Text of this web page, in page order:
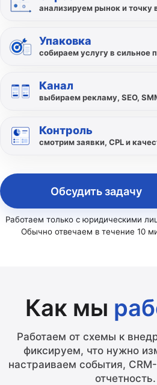
анализируем рынок и точку
Упаковка
собираем услугу в сильное
Канал
выбираем рекламу, SEO,
Контроль
смотрим заявки, CPL и
Обсудить задачу
Работаем только с юридическими
Обычно отвечаем в течение 10
Как мы
Работаем от схемы к
фиксируем, что нужно
настраиваем события,
отчетность.